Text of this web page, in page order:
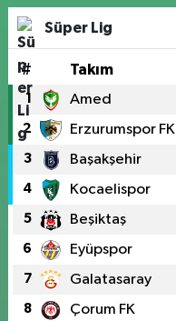
Süper Lig
# Takım
1 Amed
2 Erzurumspor FK
3 Başakşehir
4 Kocaelispor
5 Beşiktaş
6 Eyüpspor
7 Galatasaray
8 Çorum FK